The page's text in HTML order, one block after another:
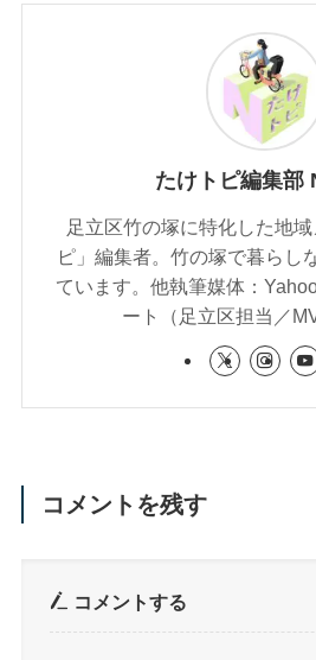
たけトピ編集部
足立区竹の塚に特化した地
ピ」編集者。竹の塚で暮らし
ています。他執筆媒体：
ート（足立区担当／
コメントを残す
コメントする